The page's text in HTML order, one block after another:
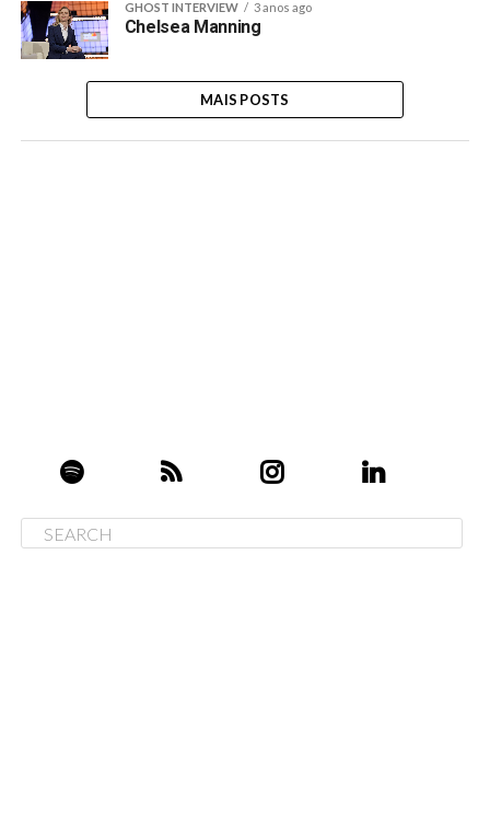
GHOST INTERVIEW 3 anos ago
Chelsea Manning
MAIS POSTS